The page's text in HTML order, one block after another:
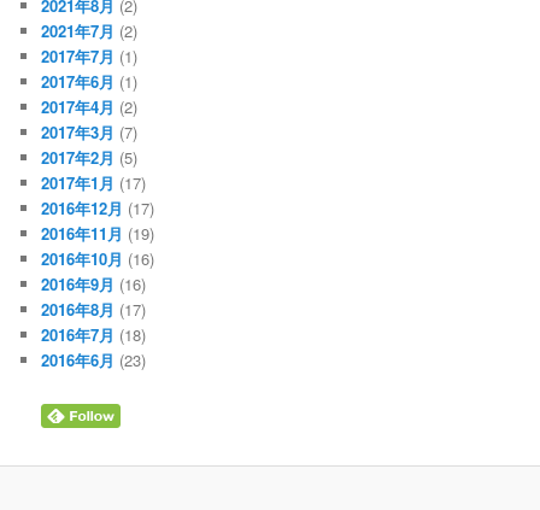
2021年8月 (2)
2021年7月 (2)
2017年7月 (1)
2017年6月 (1)
2017年4月 (2)
2017年3月 (7)
2017年2月 (5)
2017年1月 (17)
2016年12月 (17)
2016年11月 (19)
2016年10月 (16)
2016年9月 (16)
2016年8月 (17)
2016年7月 (18)
2016年6月 (23)